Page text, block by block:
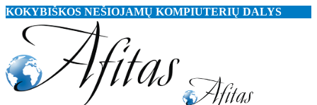
KOKYBIŠKOS NEŠIOJAMŲ KOMPIUTERIŲ DALYS